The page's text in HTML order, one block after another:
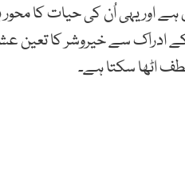
اور یہی اُن کی حیات کا محور
ادراک سے خیروشر کا تعین
اٹھا سکتا ہے۔